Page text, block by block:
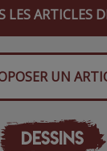
LES ARTICLES
UN
DESSINS